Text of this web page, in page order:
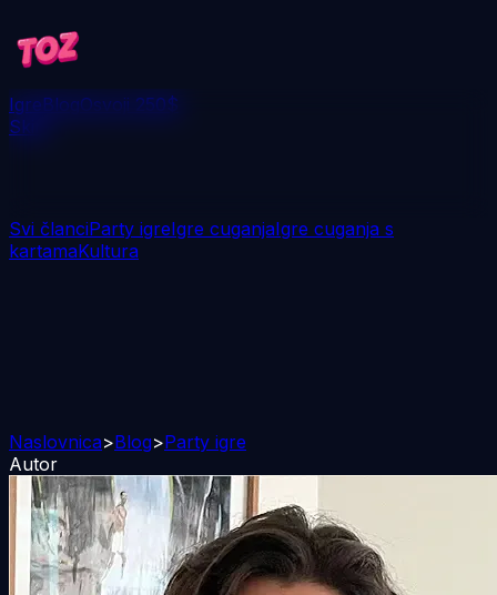
IgreBlogOsvoji 250$
Skini
Svi članciParty igreIgre cuganjaIgre cuganja s
kartamaKultura
Naslovnica>Blog>Party igre
Autor